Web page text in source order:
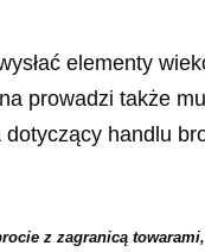
elementy
prowadzi także
handlu
z zagranicą